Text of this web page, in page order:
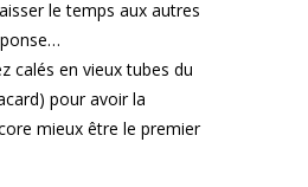
le temps aux autres
calés en vieux tubes du
pour avoir la
mieux être le premier